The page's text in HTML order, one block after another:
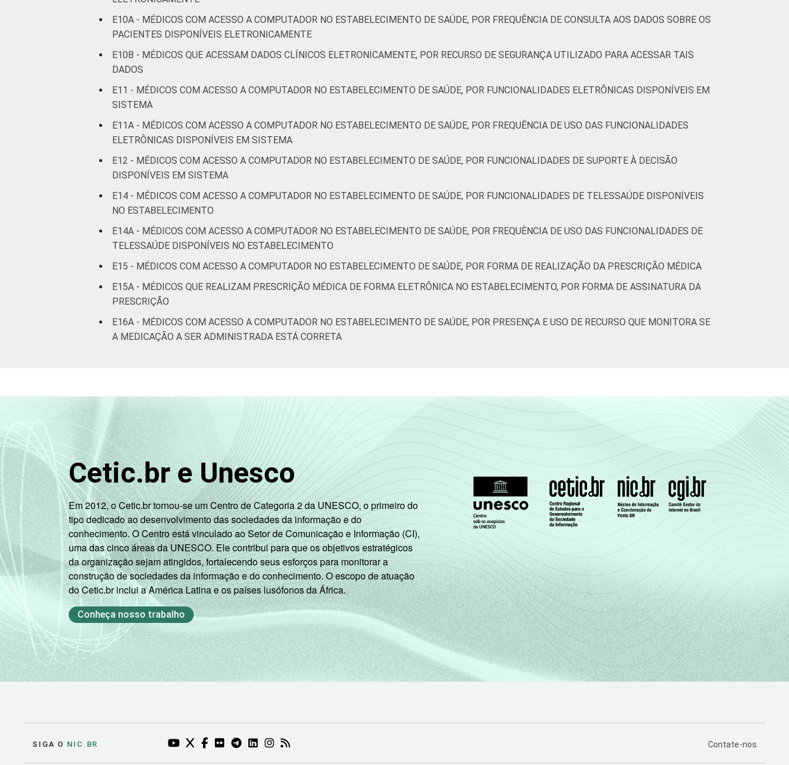
De 51 anos
19
LOCALIZAÇÃO
Fonte: CGI.br/NIC.br, Centro Regional de Estudos para o Desenvolvimento da Sociedade da Informação (Cetic.br), Pesquisa sobre o uso das
E10A - MÉDICOS COM ACESSO A COMPUTADOR NO ESTABELECIMENTO DE SAÚDE, POR FREQUÊNCIA DE CONSULTA AOS DADOS SOBRE OS
PACIENTES DISPONÍVEIS ELETRONICAMENTE
E10B - MÉDICOS QUE ACESSAM DADOS CLÍNICOS ELETRONICAMENTE, POR RECURSO DE SEGURANÇA UTILIZADO PARA ACESSAR TAIS
DADOS
E11 - MÉDICOS COM ACESSO A COMPUTADOR NO ESTABELECIMENTO DE SAÚDE, POR FUNCIONALIDADES ELETRÔNICAS DISPONÍVEIS EM
SISTEMA
E11A - MÉDICOS COM ACESSO A COMPUTADOR NO ESTABELECIMENTO DE SAÚDE, POR FREQUÊNCIA DE USO DAS FUNCIONALIDADES
ELETRÔNICAS DISPONÍVEIS EM SISTEMA
E12 - MÉDICOS COM ACESSO A COMPUTADOR NO ESTABELECIMENTO DE SAÚDE, POR FUNCIONALIDADES DE SUPORTE À DECISÃO
DISPONÍVEIS EM SISTEMA
E14 - MÉDICOS COM ACESSO A COMPUTADOR NO ESTABELECIMENTO DE SAÚDE, POR FUNCIONALIDADES DE TELESSAÚDE DISPONÍVEIS
NO ESTABELECIMENTO
E14A - MÉDICOS COM ACESSO A COMPUTADOR NO ESTABELECIMENTO DE SAÚDE, POR FREQUÊNCIA DE USO DAS FUNCIONALIDADES DE
TELESSAÚDE DISPONÍVEIS NO ESTABELECIMENTO
E15 - MÉDICOS COM ACESSO A COMPUTADOR NO ESTABELECIMENTO DE SAÚDE, POR FORMA DE REALIZAÇÃO DA PRESCRIÇÃO MÉDICA
E15A - MÉDICOS QUE REALIZAM PRESCRIÇÃO MÉDICA DE FORMA ELETRÔNICA NO ESTABELECIMENTO, POR FORMA DE ASSINATURA DA
PRESCRIÇÃO
E16A - MÉDICOS COM ACESSO A COMPUTADOR NO ESTABELECIMENTO DE SAÚDE, POR PRESENÇA E USO DE RECURSO QUE MONITORA SE
A MEDICAÇÃO A SER ADMINISTRADA ESTÁ CORRETA
Cetic.br e Unesco
Em 2012, o Cetic.br tornou-se um Centro de Categoria 2 da UNESCO, o primeiro do
tipo dedicado ao desenvolvimento das sociedades da informação e do
conhecimento. O Centro está vinculado ao Setor de Comunicação e Informação (CI),
uma das cinco áreas da UNESCO. Ele contribui para que os objetivos estratégicos
da organização sejam atingidos, fortalecendo seus esforços para monitorar a
construção de sociedades da informação e do conhecimento. O escopo de atuação
do Cetic.br inclui a América Latina e os países lusófonos da África.
Conheça nosso trabalho
SIGA O NIC.BR YOUTUBE DO NIC.BR (ABRE EM NOVA ABA)
TWITTER DO NIC.BR (ABRE EM NOVA ABA)
FACEBOOK DO NIC.BR (ABRE EM NOVA ABA)
FLICKR DO NIC.BR (ABRE EM NOVA ABA)
TELEGRAM DO NIC.BR (ABRE EM NOVA ABA)
LINKEDIN DO NIC.BR (ABRE EM NOVA ABA)
INSTAGRAM DO NIC.BR (ABRE EM NOVA ABA)
RSS DO NIC.BR (ABRE EM NOVA ABA) PÁGINA DE
Contate-nos